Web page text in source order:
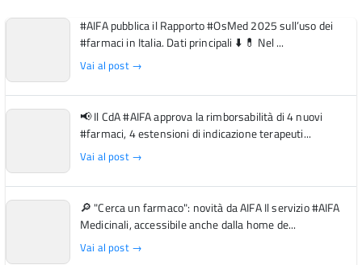
#AIFA pubblica il Rapporto #OsMed 2025 sull’uso dei
#farmaci in Italia. Dati principali ⬇️ 💊 Nel ...
Vai al post →
📢 Il CdA #AIFA approva la rimborsabilità di 4 nuovi
#farmaci, 4 estensioni di indicazione terapeuti...
Vai al post →
🔎 "Cerca un farmaco": novità da AIFA Il servizio #AIFA
Medicinali, accessibile anche dalla home de...
Vai al post →